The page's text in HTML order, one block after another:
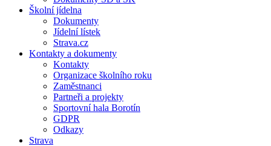
Školní jídelna
Dokumenty
Jídelní lístek
Strava.cz
Kontakty a dokumenty
Kontakty
Organizace školního roku
Zaměstnanci
Partneři a projekty
Sportovní hala Borotín
GDPR
Odkazy
Strava